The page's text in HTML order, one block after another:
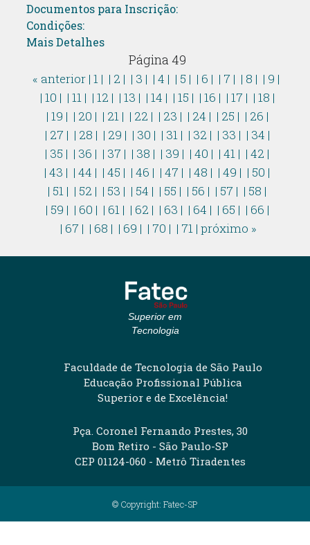
Documentos para Inscrição:
Condições:
Mais Detalhes
Página 49
« anterior| 1 | | 2 | | 3 | | 4 | | 5 | | 6 | | 7 | | 8 | | 9 |
| 10 | | 11 | | 12 | | 13 | | 14 | | 15 | | 16 | | 17 | | 18 |
| 19 | | 20 | | 21 | | 22 | | 23 | | 24 | | 25 | | 26 |
| 27 | | 28 | | 29 | | 30 | | 31 | | 32 | | 33 | | 34 |
| 35 | | 36 | | 37 | | 38 | | 39 | | 40 | | 41 | | 42 |
| 43 | | 44 | | 45 | | 46 | | 47 | | 48 | | 49 | | 50 |
| 51 | | 52 | | 53 | | 54 | | 55 | | 56 | | 57 | | 58 |
| 59 | | 60 | | 61 | | 62 | | 63 | | 64 | | 65 | | 66 |
| 67 | | 68 | | 69 | | 70 | | 71 |próximo »
Superior em
Tecnologia
Faculdade de Tecnologia de São Paulo
Educação Profissional Pública
Superior e de Excelência!
Pça. Coronel Fernando Prestes, 30
Bom Retiro - São Paulo-SP
CEP 01124-060 - Metrô Tiradentes
© Copyright: Fatec-SP